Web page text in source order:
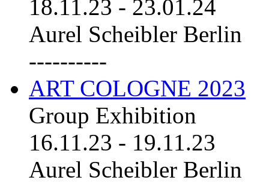
18.11.23 - 23.01.24
Aurel Scheibler Berlin
----------
ART COLOGNE 2023
Group Exhibition
16.11.23 - 19.11.23
Aurel Scheibler Berlin